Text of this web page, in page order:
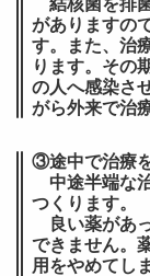
結核菌を排
がありますの
す。また、治
ります。その
の人へ感染さ
がら外来で治
③途中で治療
中途半端な
つくります。
良い薬があ
できません。
用をやめてし